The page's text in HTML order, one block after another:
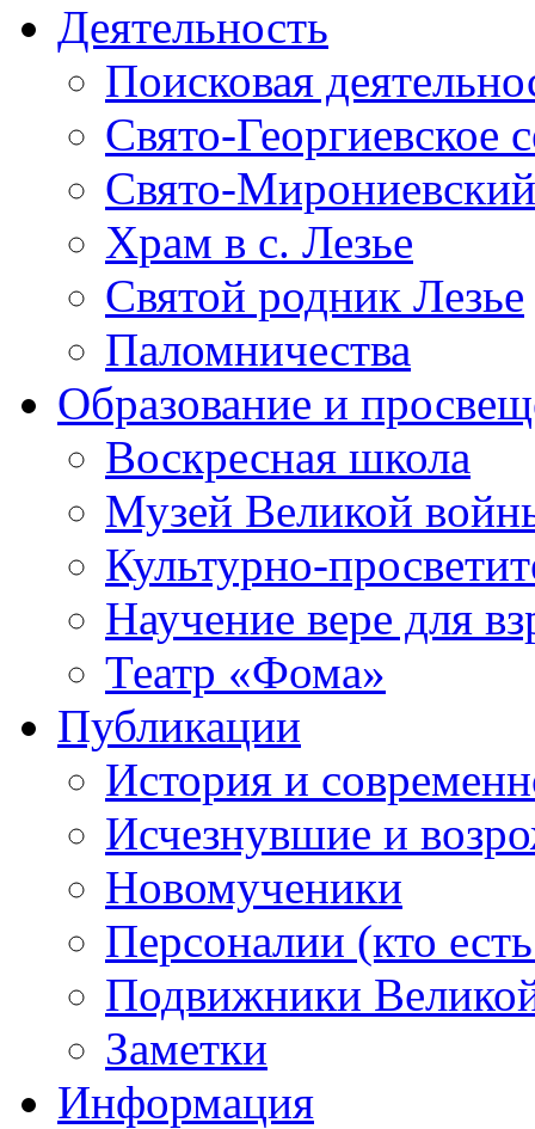
Деятельность
Поисковая
Свято-Георгиевское
Свято-
Храм в с. Лезье
Святой родник Лезье
Паломничества
Образование и
Воскресная школа
Музей Великой
Культурно-
Научение вере для
Театр «Фома»
Публикации
История и
Исчезнувшие и
Новомученики
Персоналии (кто
Подвижники
Заметки
Информация